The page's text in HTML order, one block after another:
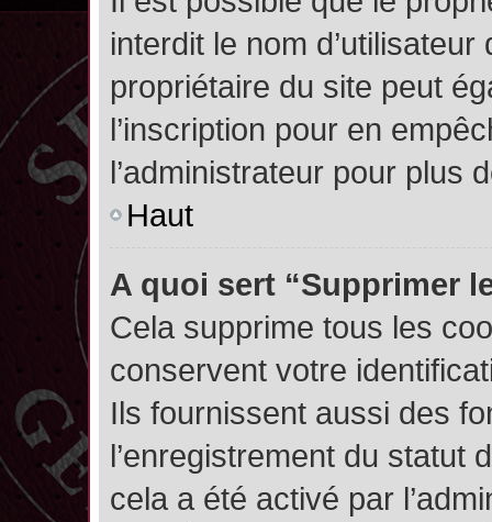
interdit le nom
propriétaire du site peut
l’inscription pour en
l’administrateur pour plus
Haut
A quoi sert “Supprimer
Cela supprime tous les
conservent votre
Ils fournissent aussi des
l’enregistrement du statut
cela a été activé par